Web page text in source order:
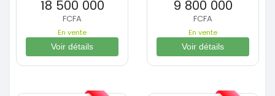
18 500 000
FCFA
En vente
Voir détails
9 800 000
FCFA
En vente
Voir détails